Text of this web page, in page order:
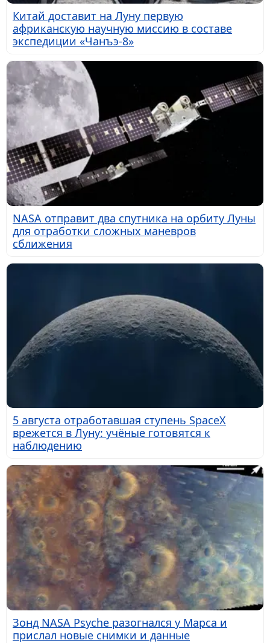
Китай доставит на Луну первую
африканскую научную миссию в составе
экспедиции «Чанъэ-8»
NASA отправит два спутника на орбиту Луны
для отработки сложных маневров
сближения
5 августа отработавшая ступень SpaceX
врежется в Луну: учёные готовятся к
наблюдению
Зонд NASA Psyche разогнался у Марса и
прислал новые снимки и данные